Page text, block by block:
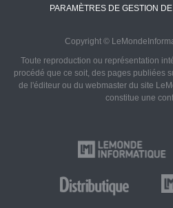
PARAMÈTRES DE GESTION
Copyright ©
Toute reproduction ou représentation
procédé que ce soit, des pages publiées
de l'éditeur ou du webmaster du site
constitue une